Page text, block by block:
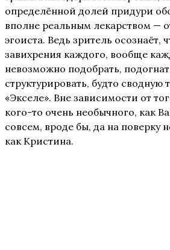
определённой долей придури
вполне реальным лекарством —
эгоиста. Ведь зритель осознаёт,
завихрения каждого, вообще
невозможно подобрать,
структурировать, будто сводную
«Экселе». Вне зависимости от
кого-то очень необычного, как
совсем, вроде бы, да на поверку
как Кристина.